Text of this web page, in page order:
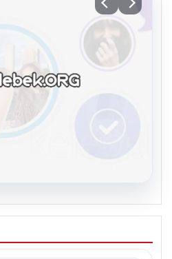
İletişimin Seviyeli